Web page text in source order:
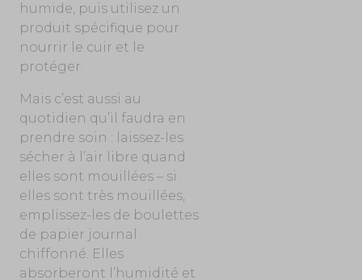
humide, puis utilisez un
produit spécifique pour
nourrir le cuir et le
protéger.
Mais c’est aussi au
quotidien qu’il faudra en
prendre soin : laissez-les
sécher à l’air libre quand
elles sont mouillées – si
elles sont très mouillées,
emplissez-les de boulettes
de papier journal
chiffonné. Elles
absorberont l’humidité et